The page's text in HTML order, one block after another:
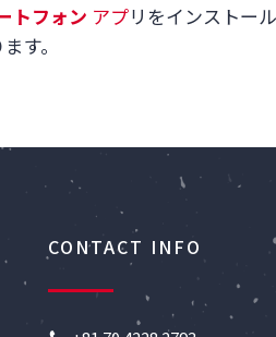
トフォン アプリをインストー
す。
CONTACT INFO